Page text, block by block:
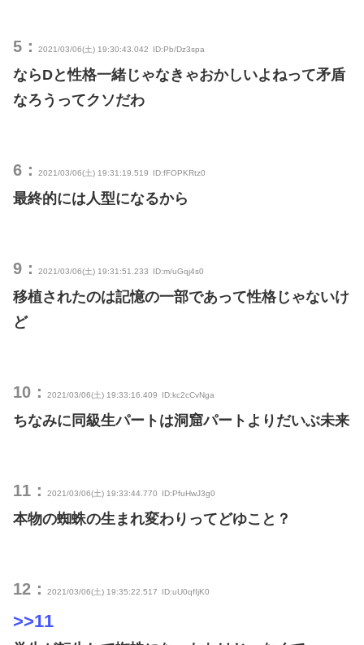
5： 2021/03/06(土) 19:30:43.042 ID:Pb/Dz3spa
ならDと性格一緒じゃなきゃおかしいよねって矛盾
なろうってクソだわ
6： 2021/03/06(土) 19:31:19.519 ID:fFOPKRtz0
最終的には人型になるから
9： 2021/03/06(土) 19:31:51.233 ID:m/uGqj4s0
移植されたのは記憶の一部であって性格じゃないけ
ど
10： 2021/03/06(土) 19:33:16.409 ID:kc2cCvNga
ちなみに同級生パートは洞窟パートよりだいぶ未来
11： 2021/03/06(土) 19:33:44.770 ID:PfuHwJ3g0
本物の蜘蛛の生まれ変わりってどゆこと？
12： 2021/03/06(土) 19:35:22.517 ID:uU0qfIjK0
>>11